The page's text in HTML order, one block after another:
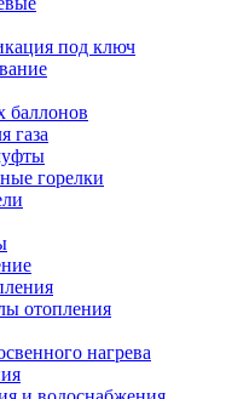
под ключ
баллонов
газа
горелки
отопления
нагрева